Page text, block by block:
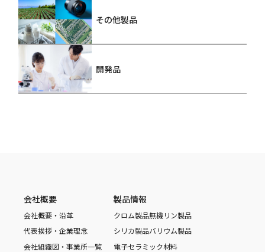
その他製品
開発品
会社概要
会社概要・沿革
代表挨拶・企業理念
会社組織図・事業所一覧
製品情報
クロム製品無機リン製品
シリカ製品バリウム製品
電子セラミック材料